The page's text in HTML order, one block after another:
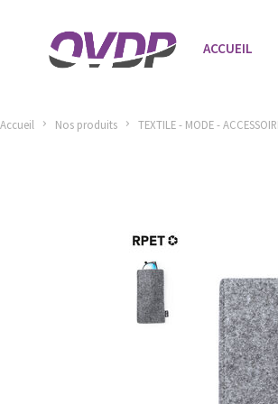
ACCUEIL
Accueil Nos produits TEXTILE - MODE -